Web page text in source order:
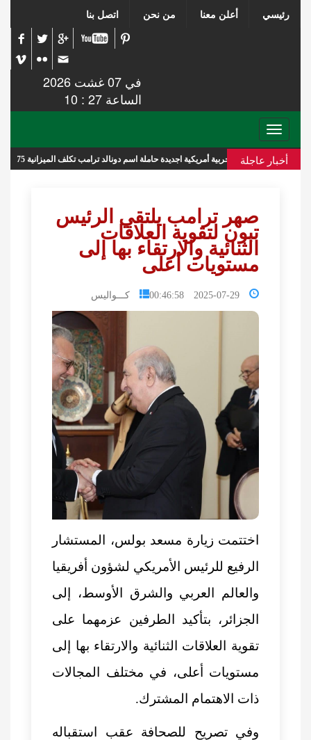
رئيسي أعلن معنا من نحن اتصل بنا
في 07 غشت 2026
الساعة 27 : 10
Toggle
navigation
أخبار عاجلة
سفن حربية أمريكية اجديدة حاملة اسم دونالد ترامب تكلف الميزانية 275 مليار دولار
صهر ترامب يلتقي الرئيس
تبون لتقوية العلاقات
الثنائية والارتقاء بها إلى
مستويات أعلى
2025-07-29 00:46:58 كـــواليس
اختتمت زيارة مسعد بولس، المستشار
الرفيع للرئيس الأمريكي لشؤون أفريقيا
والعالم العربي والشرق الأوسط، إلى
الجزائر، بتأكيد الطرفين عزمهما على
تقوية العلاقات الثنائية والارتقاء بها إلى
مستويات أعلى، في مختلف المجالات
ذات الاهتمام المشترك.
وفي تصريح للصحافة عقب استقباله